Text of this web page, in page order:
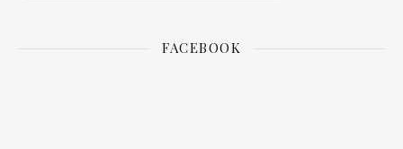
FACEBOOK